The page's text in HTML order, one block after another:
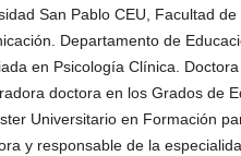
San Pablo CEU, Facultad
Departamento de
en Psicología Clínica.
doctora en los Grados de
Universitario en Formación
y responsable de la